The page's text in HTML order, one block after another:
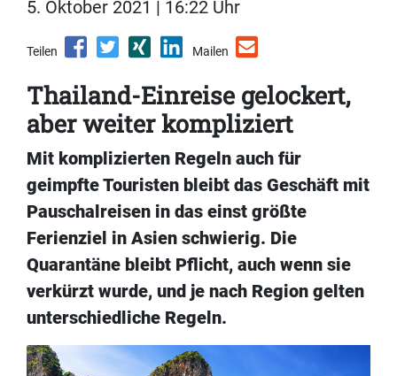
5. Oktober 2021 | 16:22 Uhr
Teilen Mailen
Thailand-Einreise gelockert,
aber weiter kompliziert
Mit komplizierten Regeln auch für
geimpfte Touristen bleibt das Geschäft mit
Pauschalreisen in das einst größte
Ferienziel in Asien schwierig. Die
Quarantäne bleibt Pflicht, auch wenn sie
verkürzt wurde, und je nach Region gelten
unterschiedliche Regeln.